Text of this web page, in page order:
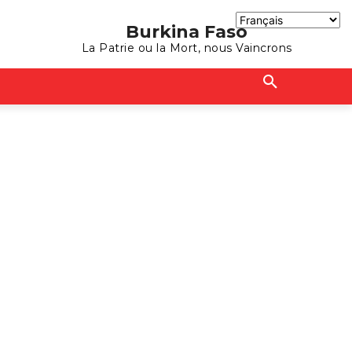
Burkina Faso
La Patrie ou la Mort, nous Vaincrons